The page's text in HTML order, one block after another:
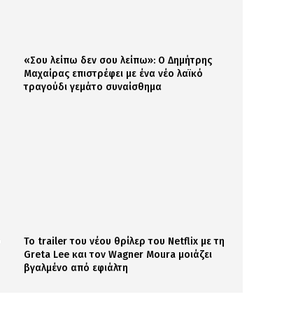
«Σου λείπω δεν σου λείπω»: Ο Δημήτρης
Μαχαίρας επιστρέφει με ένα νέο λαϊκό
τραγούδι γεμάτο συναίσθημα
Το trailer του νέου θρίλερ του Netflix με τη
Greta Lee και τον Wagner Moura μοιάζει
βγαλμένο από εφιάλτη